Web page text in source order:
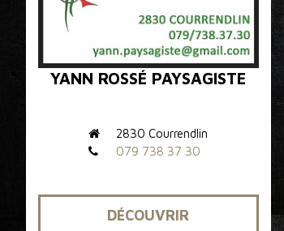
YANN ROSSÉ PAYSAGISTE
2830 Courrendlin
079 738 37 30
DÉCOUVRIR